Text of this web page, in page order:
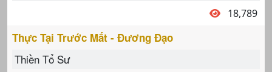
18,789
Thực Tại Trước Mắt - Đương Đạo
Thiền Tổ Sư